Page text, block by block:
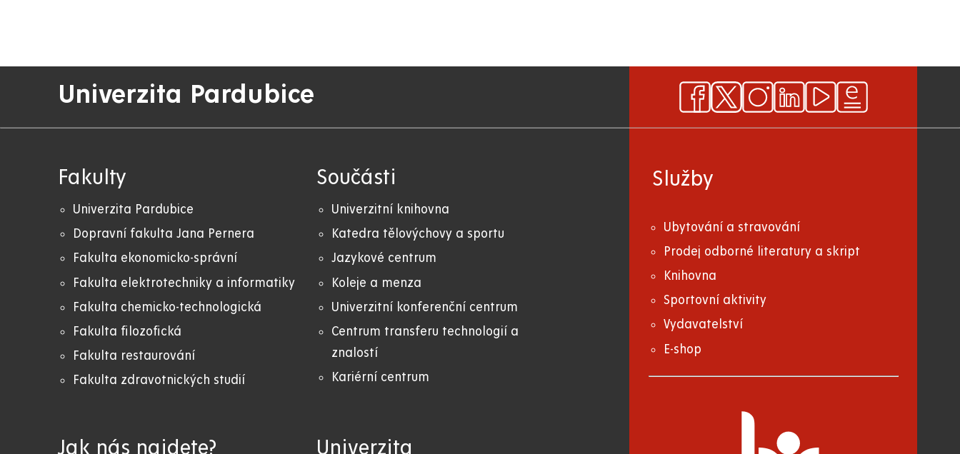
Univerzita Pardubice
Fakulty
Univerzita Pardubice
Dopravní fakulta Jana Pernera
Fakulta ekonomicko-správní
Fakulta elektrotechniky a informatiky
Fakulta chemicko-technologická
Fakulta filozofická
Fakulta restaurování
Fakulta zdravotnických studií
Součásti
Univerzitní knihovna
Katedra tělovýchovy a sportu
Jazykové centrum
Koleje a menza
Univerzitní konferenční centrum
Centrum transferu technologií a
znalostí
Kariérní centrum
Jak nás najdete? Univerzita
Služby
Ubytování a stravování
Prodej odborné literatury a skript
Knihovna
Sportovní aktivity
Vydavatelství
E-shop